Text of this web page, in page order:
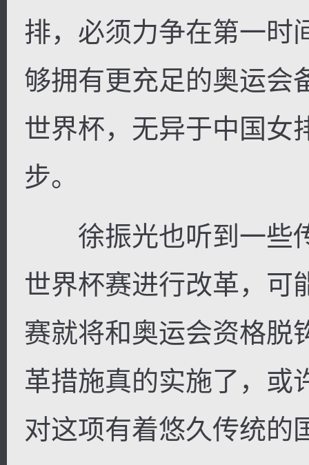
排，必须力争在第一时
够拥有更充足的奥运会
世界杯，无异于中国女
步。
徐振光也听到一些
世界杯赛进行改革，可
赛就将和奥运会资格脱
革措施真的实施了，或
对这项有着悠久传统的